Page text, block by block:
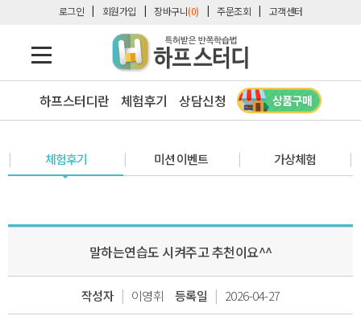
로그인 회원가입 장바구니(0) 주문조회 고객센터
하프스터디란 체험후기 상담신청
체험후기 미션 이벤트 가상체험
말하는연습도 시켜주고 추천이요^^
작성자 | 이영휘 등록일 | 2026-04-27